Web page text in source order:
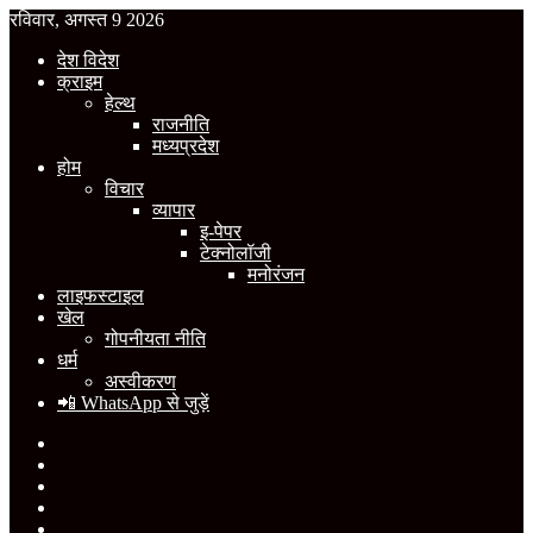
रविवार, अगस्त 9 2026
देश विदेश
क्राइम
हेल्थ
राजनीति
मध्यप्रदेश
होम
विचार
व्यापार
इ-पेपर
टेक्नोलॉजी
मनोरंजन
लाइफस्टाइल
खेल
गोपनीयता नीति
धर्म
अस्वीकरण
📲 WhatsApp से जुड़ें